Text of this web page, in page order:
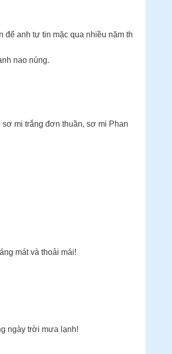
để anh tự tin mặc qua nhiều năm th
nao núng.
mi trắng đơn thuần, sơ mi Phan
mát và thoải mái!
ngày trời mưa lạnh!